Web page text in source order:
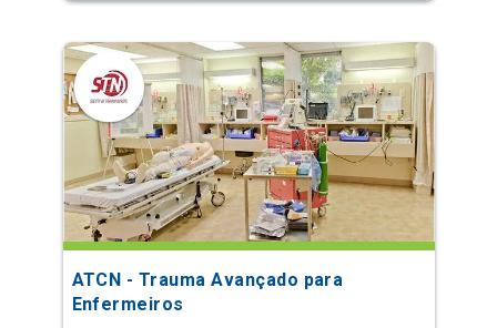
ATCN - Trauma Avançado para
Enfermeiros